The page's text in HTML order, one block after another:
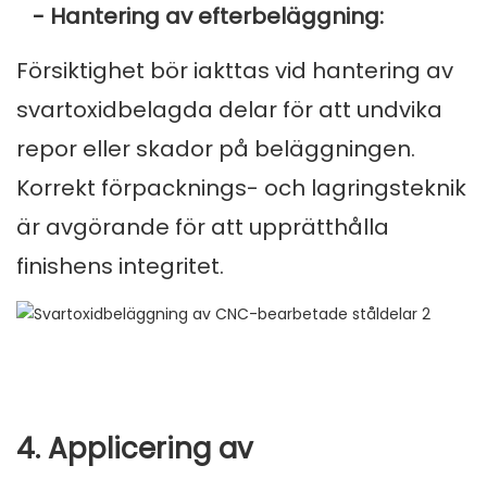
- Hantering av efterbeläggning:
Försiktighet bör iakttas vid hantering av
svartoxidbelagda delar för att undvika
repor eller skador på beläggningen.
Korrekt förpacknings- och lagringsteknik
är avgörande för att upprätthålla
finishens integritet.
4. Applicering av